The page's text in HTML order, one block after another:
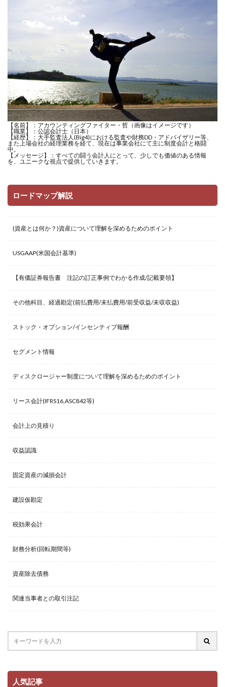
【名前】：アカウンティングファイター・哲（画像はイメージです）
【職業】：公認会計士（日本）
【経歴】：大手監査法人(Big4)における監査や財務DD・アドバイザリー等、
また上場会社の経理業務を経て、現在は事業会社にて主に制度会計と格闘
中。
【メッセージ】：すべての闘う会計人にとって、少しでも価値のある情報
を、ユニークな視点で提供していきます。
ロードマップ解説
(資産とは何か？)資産について理解を深めるためのポイント
USGAAP(米国会計基準)
【有価証券報告書 注記の訂正事例でわかる作成/記載要領】
その他科目、経過勘定(前払費用/未払費用/前受収益/未収収益)
ストック・オプション/インセンティブ報酬
セグメント情報
ディスクロージャー制度について理解を深めるためのポイント
リース会計(IFRS16,ASC842等)
会計上の見積り
収益認識
固定資産の減損会計
建設仮勘定
税効果会計
財務分析(回転期間等)
資産除去債務
関連当事者との取引注記
人気記事